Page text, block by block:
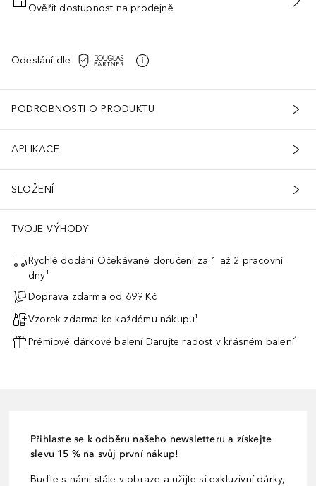
PŘIDAT DO KOŠÍKU
Ověřit dostupnost na prodejně
Odeslání dle
PODROBNOSTI O PRODUKTU
APLIKACE
SLOŽENÍ
TVOJE VÝHODY
Rychlé dodání Očekávané doručení za 1 až 2 pracovní
dny¹
Doprava zdarma od 699 Kč
Vzorek zdarma ke každému nákupu¹
Prémiové dárkové balení Darujte radost v krásném balení¹
Přihlaste se k odběru našeho newsletteru a získejte
slevu 15 % na svůj první nákup!
Buďte s námi stále v obraze a užijte si exkluzivní dárky,